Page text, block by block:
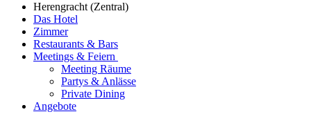
Herengracht (Zentral)
Das Hotel
Zimmer
Restaurants & Bars
Meetings & Feiern
Meeting Räume
Partys & Anlässe
Private Dining
Angebote